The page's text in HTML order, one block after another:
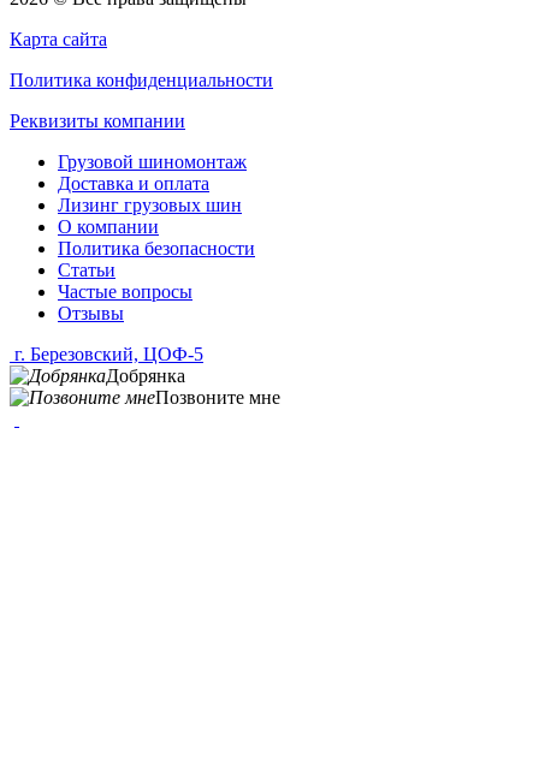
Карта сайта
Политика конфиденциальности
Реквизиты компании
Грузовой шиномонтаж
Доставка и оплата
Лизинг грузовых шин
О компании
Политика безопасности
Статьи
Частые вопросы
Отзывы
г. Березовский, ЦОФ-5
Добрянка
Позвоните мне